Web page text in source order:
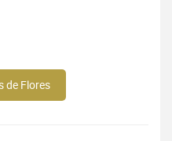
de Flores